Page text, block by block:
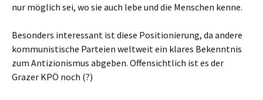
nur möglich sei, wo sie auch lebe und die Menschen kenne.
Besonders interessant ist diese Positionierung, da andere
kommunistische Parteien weltweit ein klares Bekenntnis
zum Antizionismus abgeben. Offensichtlich ist es der
Grazer KPÖ noch (?)